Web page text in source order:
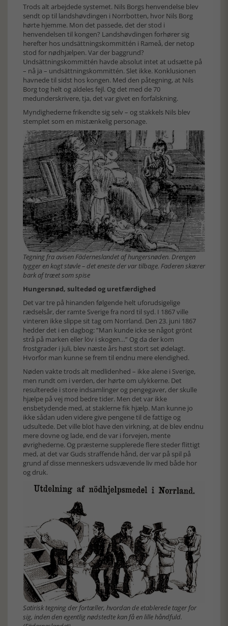
Trods alt arbejdede systemet. Nils Borgs henvendelse blev
sendt op til landshøvdingen i Norrbotten, hvor Nils Borg
hørte hjemme. Mon det passede, det der stod i
henvendelsen til kongen? Landshøvdingen forhører sig
herefter hos undsättningskommittén i Rameå, der netop
stod for nødhjælpen. Var der baggrund?
Undsättningskommittén havde absolut intet at udsætte på
– nå ja – undsättningskommittén. Slet ikke. Konklusionen
havnede til sidst hos kongen. Med den påtegning, at Nils
Borg tog helt og aldeles fejl. Og det med de 70
medunderskrivere, tja, det var givet en forfalskning.
Myndighederne frikendte sig selv – og stakkels Nils blev
stemplet som en mistænkelig personage.
Tegning fra avisen Fäderneslandet af hungersnøden. Drengen
tygger en kogt støvle – det eneste der var tilbage. Faderen skærer
bark af træet som spise
Hungersnød, sultedød og uretfærdighed
Det var tre på hinanden følgende helt uforudsigelige
rædselsår, der ramte Sverige fra nord til syd. I 1867 ville
vinteren ikke slippe sit tag om Norrland. Den 23. juni 1867
hedder det i en dagbog: ”Man kunde icke se något grönt
strå på marken eller löv i skogen…” Og da der kom
frostgrader i juli, blev næste års høst stort set ødelagt.
Hvorfor man kunne se frem til endnu mere elendighed.
Nøden vakte trods alt medlidenhed – ikke alene i Sverige,
men rundt om i verden, der hørte om ulykkerne. Det
resulterede i store indsamlinger og pengegaver, der skulle
hjælpe på vej mod bedre tider. Men det var ikke
ensbetydende med, at staklerne fik hjælp. Man kunne jo
ikke sådan uden videre give pengene til de fattige og
udsultede. Det ville blot have den virkning, at de blev endnu
mere dovne og lade, end de var i forvejen, mente
øvrighederne. Og præsterne supplerede flere steder flittigt
med, at det var Guds straffende hånd, der var på spil på
grund af disse menneskers udsvævende liv med både hor
og druk.
Satirisk tegning der fortæller, hvordan de etablerede tager for
sig, inden den egentlig nødstedte kan få en lille håndfuld.